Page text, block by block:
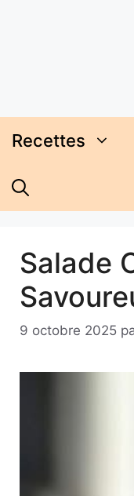
Recettes
Salade
9 octobre 2025